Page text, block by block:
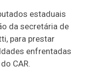
estaduais
da secretária de
para prestar
enfrentadas
CAR.